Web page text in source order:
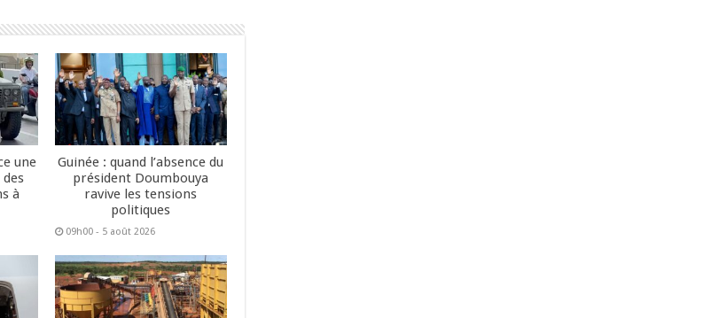
une
à
Guinée : quand l’absence du
président Doumbouya
ravive les tensions
politiques
09h00 - 5 août 2026